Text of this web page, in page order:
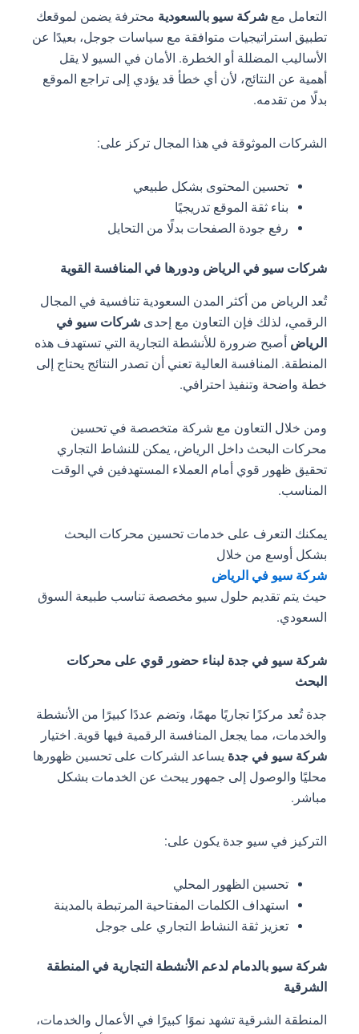
التعامل معشركة سيو بالسعوديةمحترفة يضمن لموقعك
تطبيق استراتيجيات متوافقة مع سياسات جوجل، بعيدًا عن
الأساليب المضللة أو الخطرة. الأمان في السيو لا يقل
أهمية عن النتائج، لأن أي خطأ قد يؤدي إلى تراجع الموقع
بدلًا من تقدمه.
الشركات الموثوقة في هذا المجال تركز على:
تحسين المحتوى بشكل طبيعي
بناء ثقة الموقع تدريجيًا
رفع جودة الصفحات بدلًا من التحايل
شركات سيو في الرياض ودورها في المنافسة القوية
تُعد الرياض من أكثر المدن السعودية تنافسية في المجال
الرقمي، لذلك فإن التعاون مع إحدىشركات سيو في
الرياضأصبح ضرورة للأنشطة التجارية التي تستهدف هذه
المنطقة. المنافسة العالية تعني أن تصدر النتائج يحتاج إلى
خطة واضحة وتنفيذ احترافي.
ومن خلال التعاون مع شركة متخصصة في تحسين
محركات البحث داخل الرياض، يمكن للنشاط التجاري
تحقيق ظهور قوي أمام العملاء المستهدفين في الوقت
المناسب.
يمكنك التعرف على خدمات تحسين محركات البحث
بشكل أوسع من خلال
شركة سيو في الرياض
حيث يتم تقديم حلول سيو مخصصة تناسب طبيعة السوق
السعودي.
شركة سيو في جدة لبناء حضور قوي على محركات
البحث
جدة تُعد مركزًا تجاريًا مهمًا، وتضم عددًا كبيرًا من الأنشطة
والخدمات، مما يجعل المنافسة الرقمية فيها قوية. اختيار
شركة سيو في جدةيساعد الشركات على تحسين ظهورها
محليًا والوصول إلى جمهور يبحث عن الخدمات بشكل
مباشر.
التركيز في سيو جدة يكون على:
تحسين الظهور المحلي
استهداف الكلمات المفتاحية المرتبطة بالمدينة
تعزيز ثقة النشاط التجاري على جوجل
شركة سيو بالدمام لدعم الأنشطة التجارية في المنطقة
الشرقية
المنطقة الشرقية تشهد نموًا كبيرًا في الأعمال والخدمات،